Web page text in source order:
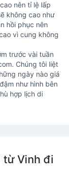
nên tỉ lệ lấp
không cao như
hồi phục nên
vì cung không
trước vài tuần
Chúng tôi liệt
ngày nào giá
như hình bên
hợp lịch di
từ Vinh đi